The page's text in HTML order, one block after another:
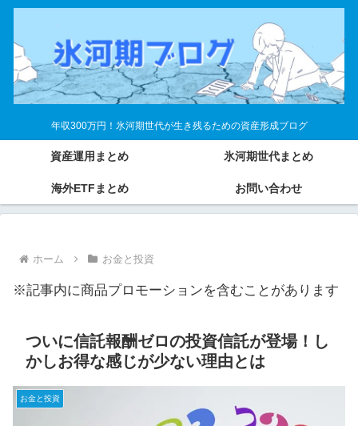
年収300万円！氷河期世代が生き残るための資産形成ブログ
資産運用まとめ 氷河期世代まとめ
海外ETFまとめ お問い合わせ
ホーム お金と投資
※記事内に商品プロモーションを含むことがあります
ついに信託報酬ゼロの投資信託が登場！し
かしお得な感じが少ない理由とは
お金と投資